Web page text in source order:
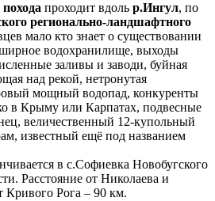
проходит вдоль р.Ингул, по
регионально-ландшафтного
мало кто знает о существовании
водохранилище, выходы
заливы и заводи, буйная
над рекой, нетронутая
мощный водопад, конкуренты
в Крыму или Карпатах, подвесные
величественный 12-купольный
известный ещё под названием
в с.Софиевка Новобугского
Расстояние от Николаева и
Кривого Рога – 90 км.